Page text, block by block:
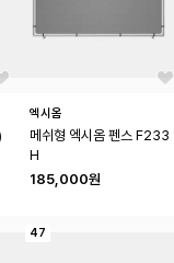
엑시옴
메쉬형 엑시옴 펜스 F233
H
185,000원
47